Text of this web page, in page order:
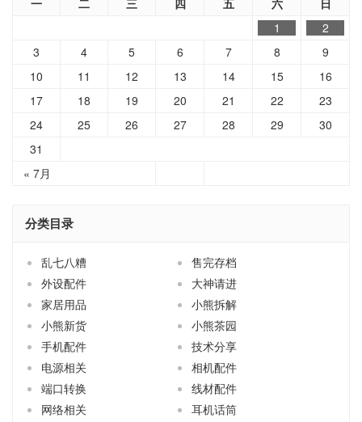
一 二 三 四 五 六 日
« 7月
1
2
3
4 5 6 7 8
9
10
11 12 13 14 15
16
17
18 19 20 21 22
23
24
25 26 27 28 29
30
31
分类目录
乱七八糟
售完存档
外设配件
大神请进
家居用品
小熊拆解
小熊新货
小熊茶园
手机配件
技术分享
电源相关
相机配件
端口转换
线材配件
网络相关
耳机话筒